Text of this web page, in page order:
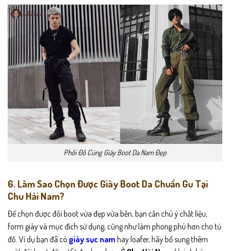
Phối Đồ Cùng Giày Boot Da Nam Đẹp
6. Làm Sao Chọn Được Giày Boot Da Chuẩn Gu Tại
Chu Hải Nam?
Để chọn được đôi boot vừa đẹp vừa bền, bạn cần chú ý chất liệu,
form giày và mục đích sử dụng, cũng như làm phong phú hơn cho tủ
đồ. Ví dụ bạn đã có giày sục nam hay loafer, hãy bổ sung thêm